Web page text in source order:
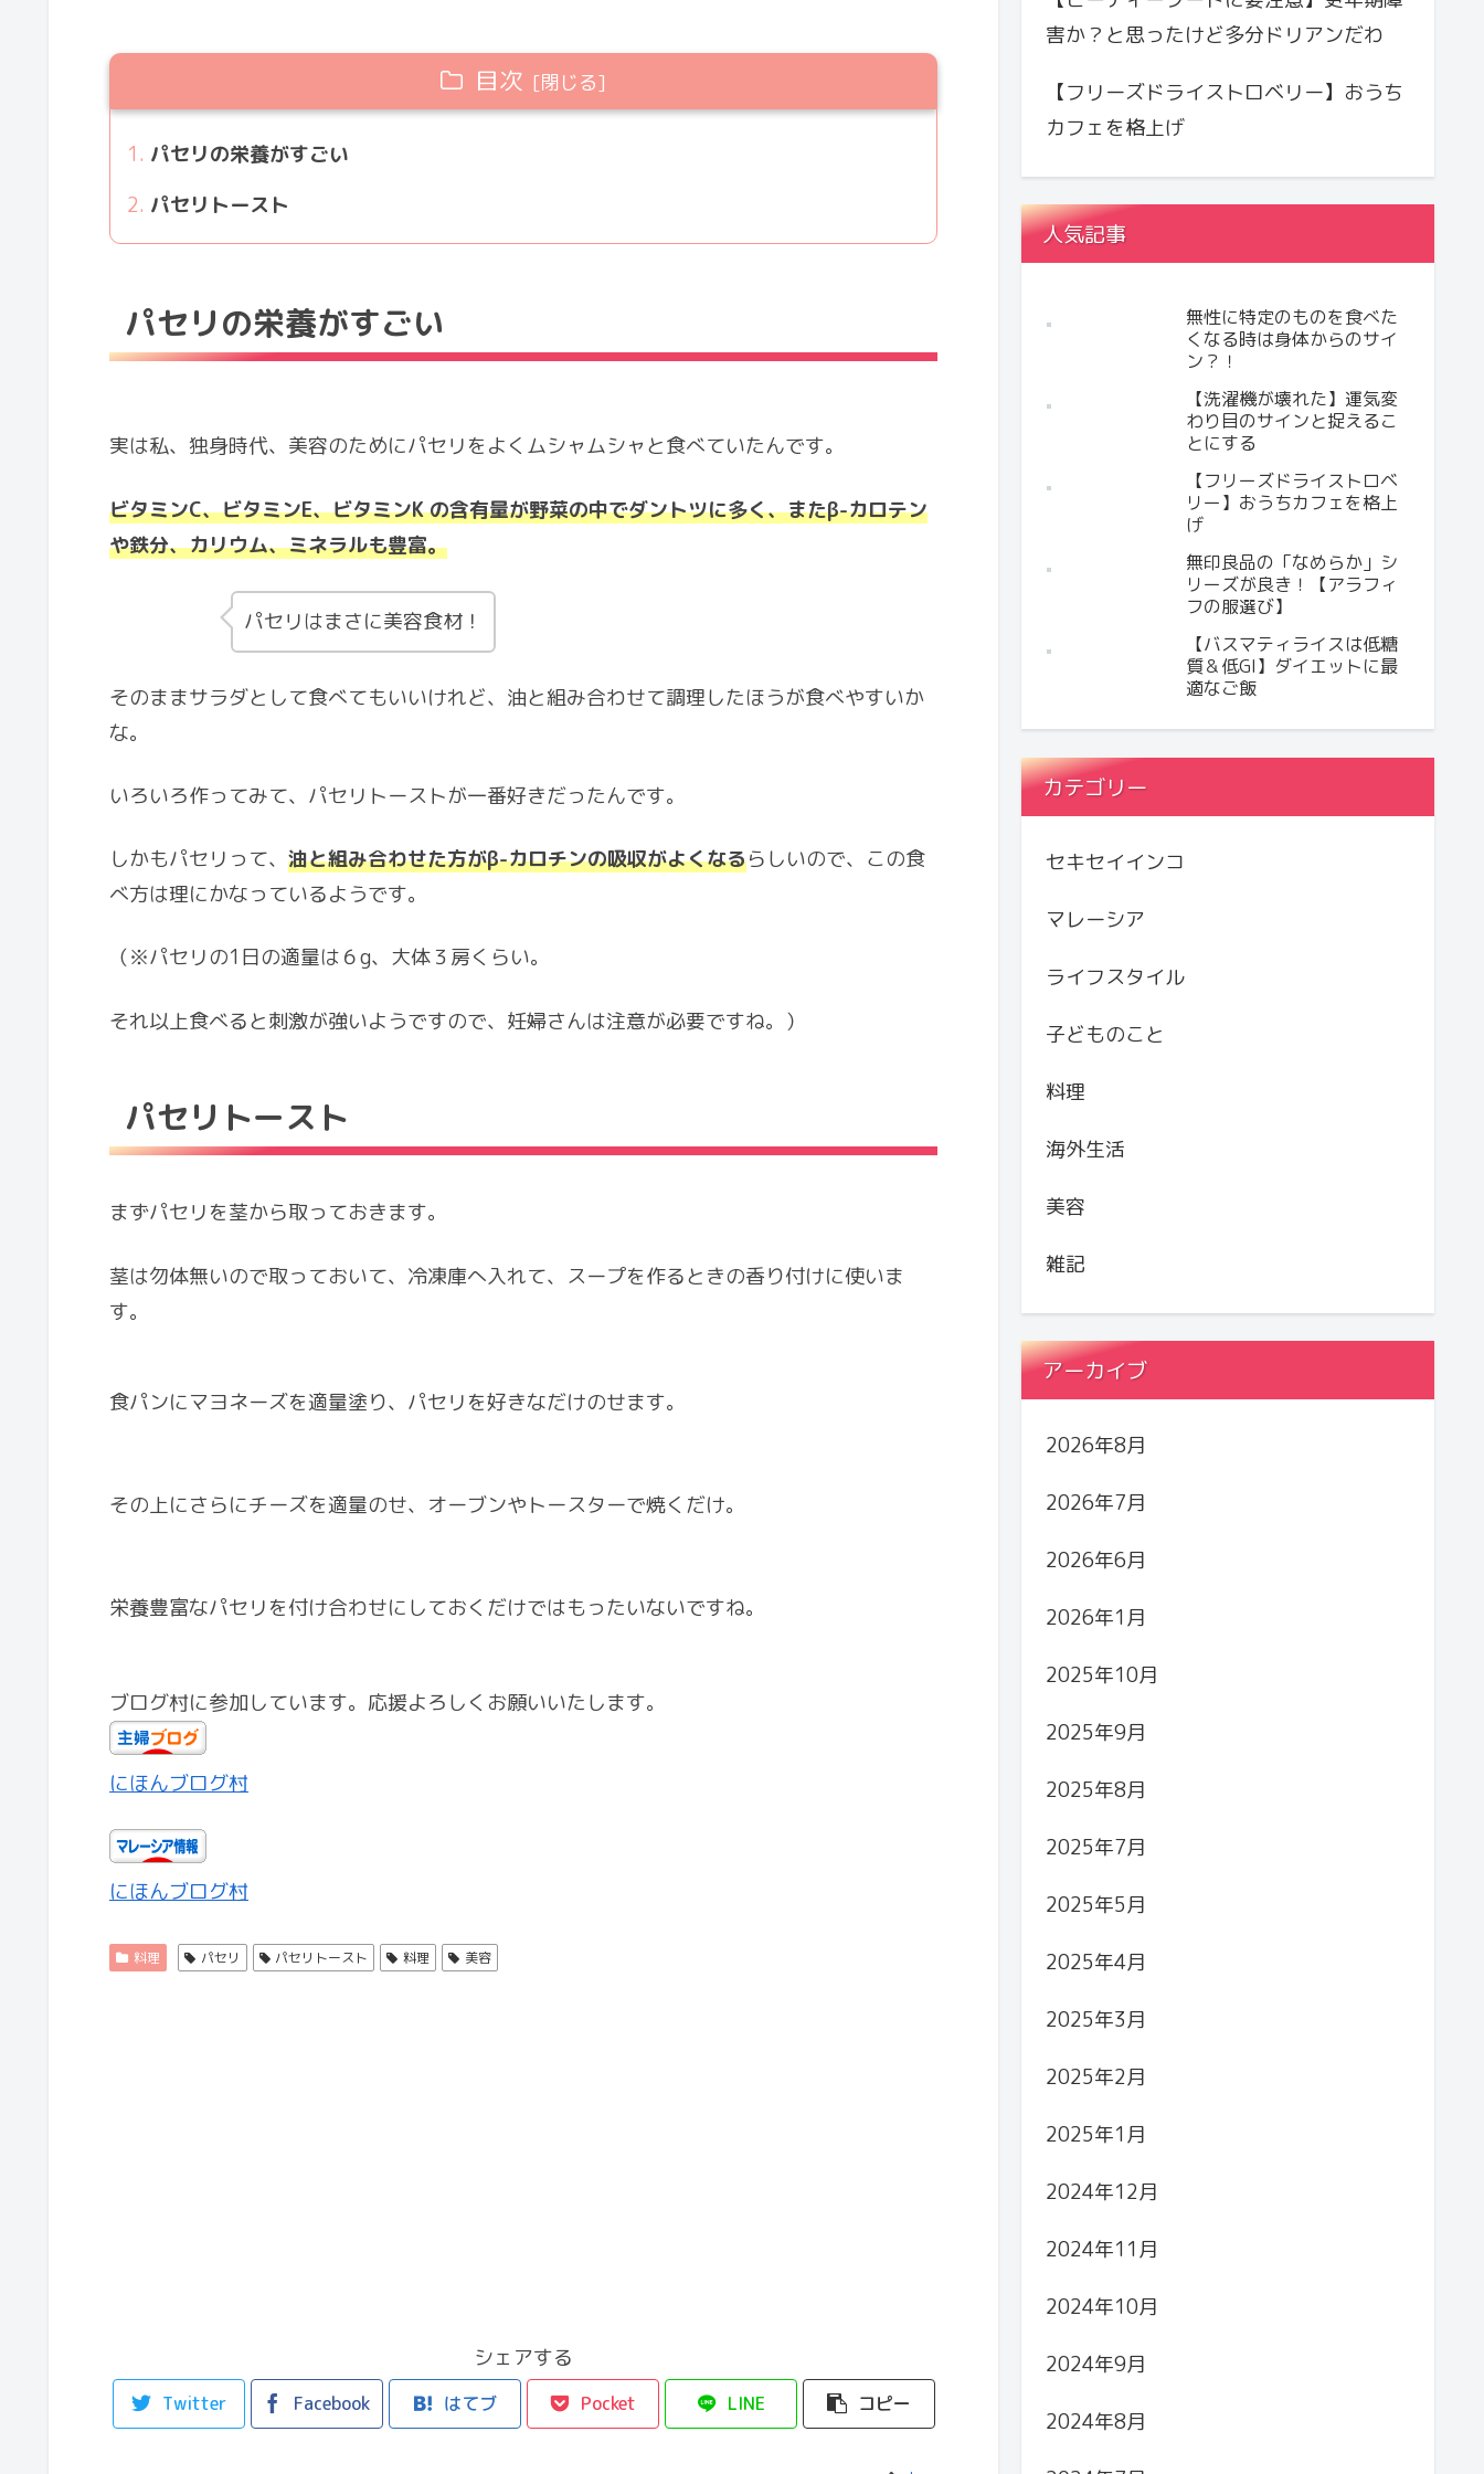
目次
パセリの栄養がすごい
パセリトースト
パセリの栄養がすごい
実は私、独身時代、美容のためにパセリをよくムシャムシャと食べていたんです。
ビタミンC、ビタミンE、ビタミンK の含有量が野菜の中でダントツに多く、またβ-カロテン
や鉄分、カリウム、ミネラルも豊富。
パセリはまさに美容食材！
そのままサラダとして食べてもいいけれど、油と組み合わせて調理したほうが食べやすいか
な。
いろいろ作ってみて、パセリトーストが一番好きだったんです。
しかもパセリって、 油と組み合わせた方がβ-カロチンの吸収がよくなるらしいので、この食
べ方は理にかなっているようです。
（※パセリの1日の適量は６g、大体３房くらい。
それ以上食べると刺激が強いようですので、妊婦さんは注意が必要ですね。）
パセリトースト
まずパセリを茎から取っておきます。
茎は勿体無いので取っておいて、冷凍庫へ入れて、スープを作るときの香り付けに使いま
す。
食パンにマヨネーズを適量塗り、パセリを好きなだけのせます。
その上にさらにチーズを適量のせ、オーブンやトースターで焼くだけ。
栄養豊富なパセリを付け合わせにしておくだけではもったいないですね。
ブログ村に参加しています。応援よろしくお願いいたします。
にほんブログ村
にほんブログ村
料理 パセリ パセリトースト 料理 美容
シェアする
Twitter Facebook はてブ Pocket LINE コピー
害か？と思ったけど多分ドリアンだわ
【フリーズドライストロベリー】おうち
カフェを格上げ
人気記事
無性に特定のものを食べた
くなる時は身体からのサイ
ン？！
【洗濯機が壊れた】運気変
わり目のサインと捉えるこ
とにする
【フリーズドライストロベ
リー】おうちカフェを格上
げ
無印良品の「なめらか」シ
リーズが良き！【アラフィ
フの服選び】
【バスマティライスは低糖
質＆低GI】ダイエットに最
適なご飯
カテゴリー
セキセイインコ
マレーシア
ライフスタイル
子どものこと
料理
海外生活
美容
雑記
アーカイブ
2026年8月
2026年7月
2026年6月
2026年1月
2025年10月
2025年9月
2025年8月
2025年7月
2025年5月
2025年4月
2025年3月
2025年2月
2025年1月
2024年12月
2024年11月
2024年10月
2024年9月
2024年8月